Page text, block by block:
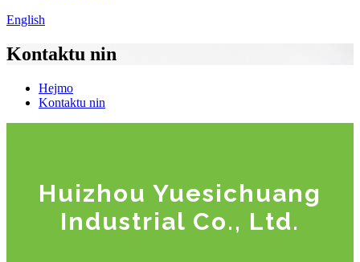
English
Kontaktu nin
Hejmo
Kontaktu nin
Huizhou Yuesichuang
Industrial Co., Ltd.